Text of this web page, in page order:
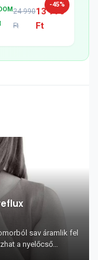
-45%
24 990
Ft
13 990
Ft
sav áramlik fel
a nyelőcső